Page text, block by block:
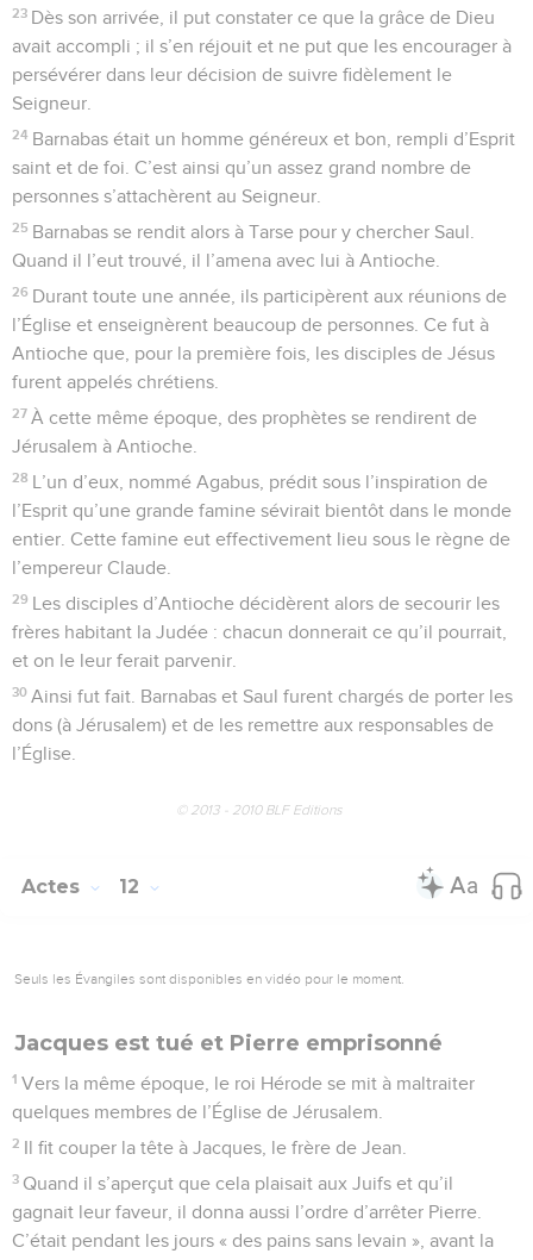
23 Dès son arrivée, il put constater ce que la grâce de Dieu
avait accompli ; il s’en réjouit et ne put que les encourager à
persévérer dans leur décision de suivre fidèlement le
Seigneur.
24 Barnabas était un homme généreux et bon, rempli d’Esprit
saint et de foi. C’est ainsi qu’un assez grand nombre de
personnes s’attachèrent au Seigneur.
25 Barnabas se rendit alors à Tarse pour y chercher Saul.
Quand il l’eut trouvé, il l’amena avec lui à Antioche.
26 Durant toute une année, ils participèrent aux réunions de
l’Église et enseignèrent beaucoup de personnes. Ce fut à
Antioche que, pour la première fois, les disciples de Jésus
furent appelés chrétiens.
27 À cette même époque, des prophètes se rendirent de
Jérusalem à Antioche.
28 L’un d’eux, nommé Agabus, prédit sous l’inspiration de
l’Esprit qu’une grande famine sévirait bientôt dans le monde
entier. Cette famine eut effectivement lieu sous le règne de
l’empereur Claude.
29 Les disciples d’Antioche décidèrent alors de secourir les
frères habitant la Judée : chacun donnerait ce qu’il pourrait,
et on le leur ferait parvenir.
30 Ainsi fut fait. Barnabas et Saul furent chargés de porter les
dons (à Jérusalem) et de les remettre aux responsables de
l’Église.
© 2013 - 2010 BLF Editions
Actes 12
Seuls les Évangiles sont disponibles en vidéo pour le moment.
Jacques est tué et Pierre emprisonné
1 Vers la même époque, le roi Hérode se mit à maltraiter
quelques membres de l’Église de Jérusalem.
2 Il fit couper la tête à Jacques, le frère de Jean.
3 Quand il s’aperçut que cela plaisait aux Juifs et qu’il
gagnait leur faveur, il donna aussi l’ordre d’arrêter Pierre.
C’était pendant les jours « des pains sans levain », avant la